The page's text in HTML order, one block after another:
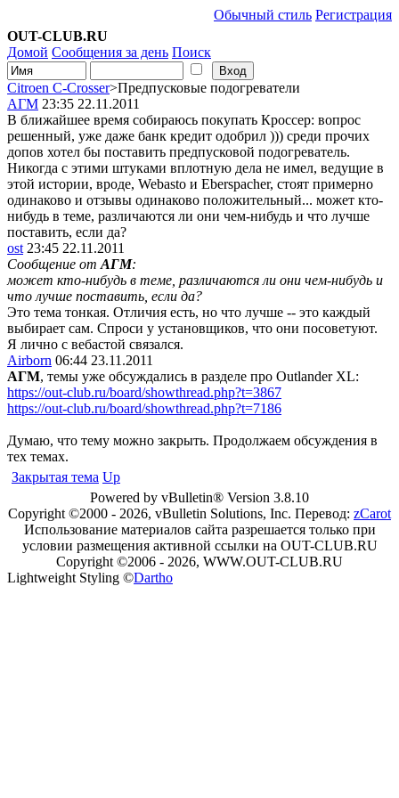
Обычный стиль Регистрация
OUT-CLUB.RU
Домой Сообщения за день Поиск
Citroen C-Crosser>Предпусковые подогреватели
АГМ 23:35 22.11.2011
В ближайшее время собираюсь покупать Кроссер: вопрос
решенный, уже даже банк кредит одобрил ))) среди прочих
допов хотел бы поставить предпусковой подогреватель.
Никогда с этими штуками вплотную дела не имел, ведущие в
этой истории, вроде, Webasto и Eberspacher, стоят примерно
одинаково и отзывы одинаково положительный... может кто-
нибудь в теме, различаются ли они чем-нибудь и что лучше
поставить, если да?
ost 23:45 22.11.2011
Сообщение от АГМ:
может кто-нибудь в теме, различаются ли они чем-нибудь и
что лучше поставить, если да?
Это тема тонкая. Отличия есть, но что лучше -- это каждый
выбирает сам. Спроси у установщиков, что они посоветуют.
Я лично с вебастой связался.
Airborn 06:44 23.11.2011
АГМ, темы уже обсуждались в разделе про Outlander XL:
https://out-club.ru/board/showthread.php?t=3867
https://out-club.ru/board/showthread.php?t=7186
Думаю, что тему можно закрыть. Продолжаем обсуждения в
тех темах.
Закрытая тема Up
Powered by vBulletin® Version 3.8.10
Copyright ©2000 - 2026, vBulletin Solutions, Inc. Перевод: zCarot
Использование материалов сайта разрешается только при
условии размещения активной ссылки на OUT-CLUB.RU
Copyright ©2006 - 2026, WWW.OUT-CLUB.RU
Lightweight Styling ©Dartho